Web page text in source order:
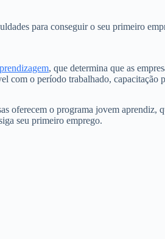
para conseguir o seu primeiro
, que determina que as
com o período trabalhado,
oferecem o programa jovem
seu primeiro emprego.